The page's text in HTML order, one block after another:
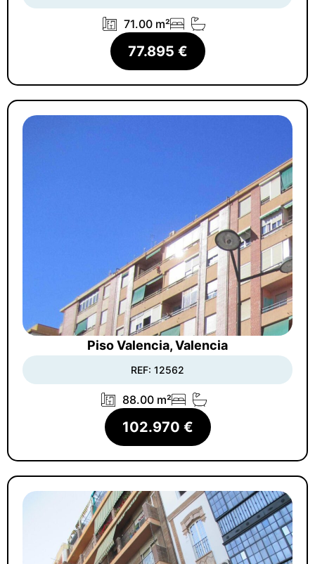
71.00 m²
77.895 €
Piso Valencia, Valencia
REF: 12562
88.00 m²
102.970 €